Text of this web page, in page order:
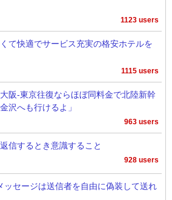
1123 users
て快適でサービス充実の格安ホテルを
1115 users
阪-東京往復ならほぼ同料金で北陸新幹
沢へも行けるよ」
963 users
信するとき意識すること
928 users
ッセージは送信者を自由に偽装して送れ